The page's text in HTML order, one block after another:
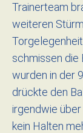
Trainerteam
weiteren
schmissen die
wurden in der
drückte den
irgendwie
kein Halten